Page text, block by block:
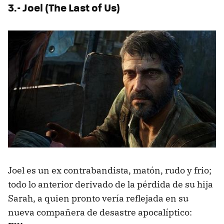
3.- Joel (The Last of Us)
Joel es un ex contrabandista, matón, rudo y frio;
todo lo anterior derivado de la pérdida de su hija
Sarah, a quien pronto vería reflejada en su
nueva compañera de desastre apocalíptico: